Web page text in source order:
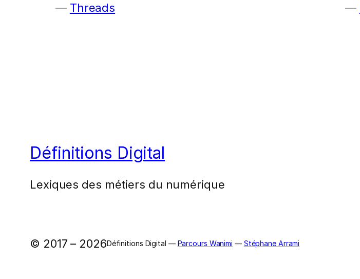
Threads
Définitions Digital
Lexiques des métiers du numérique
© 2017 – 2026Définitions Digital — Parcours Wanimi — Stéphane Arrami